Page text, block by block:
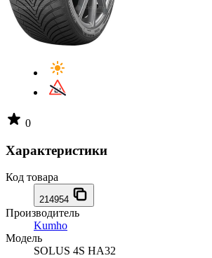
0
Характеристики
Код товара
214954
Производитель
Kumho
Модель
SOLUS 4S HA32